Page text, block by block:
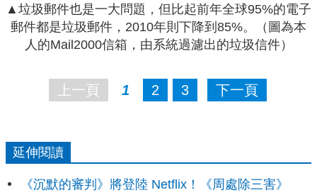
▲垃圾郵件也是一大問題，但比起前年全球95%的電子
郵件都是垃圾郵件，2010年則下降到85%。（圖為本
人的Mail2000信箱，由系統過濾出的垃圾信件）
上一頁 1 2 3 下一頁
延伸閱讀
《沉默的審判》將登陸 Netflix！《周處除三害》